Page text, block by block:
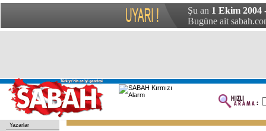
Şu an 1 Ekim 2004
Bugüne ait
Yazarlar